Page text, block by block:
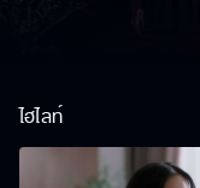
ไฮไลท์